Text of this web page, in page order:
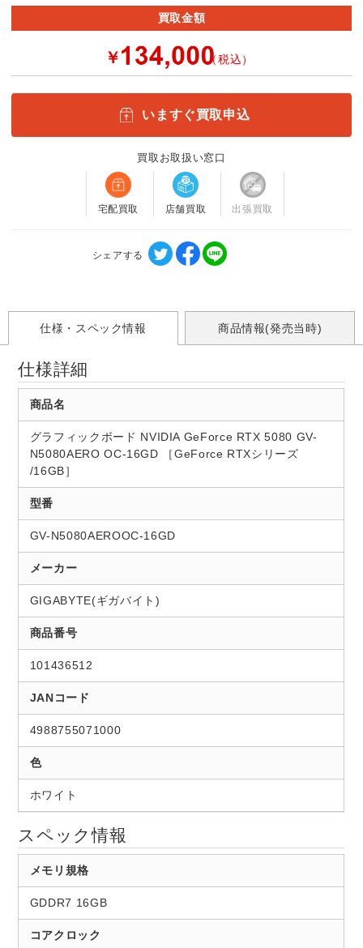
買取金額
￥ （税込）
いますぐ買取申込
買取お取扱い窓口
宅配買取 店舗買取 出張買取
シェアする
仕様・スペック情報 商品情報(発売当時)
仕様詳細
商品名
グラフィックボード NVIDIA GeForce RTX 5080 GV-
N5080AERO OC-16GD ［GeForce RTXシリーズ
/16GB］
型番
GV-N5080AEROOC-16GD
メーカー
GIGABYTE(ギガバイト)
商品番号
101436512
JANコード
4988755071000
色
ホワイト
スペック情報
メモリ規格
GDDR7 16GB
コアクロック